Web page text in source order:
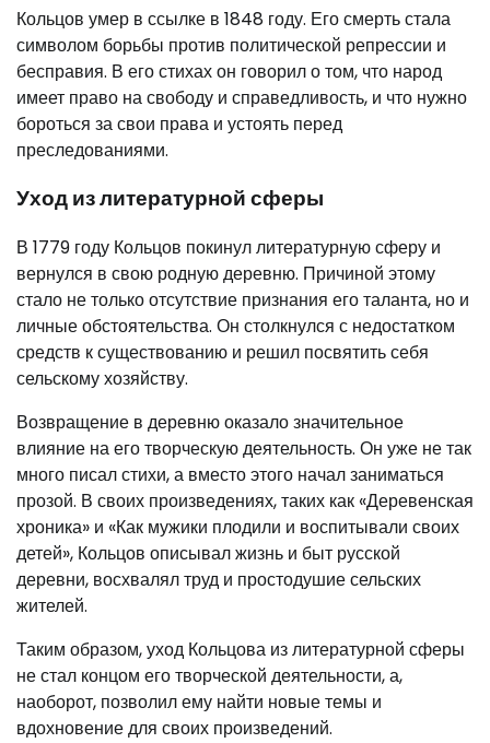
Кольцов умер в ссылке в 1848 году. Его смерть стала
символом борьбы против политической репрессии и
бесправия. В его стихах он говорил о том, что народ
имеет право на свободу и справедливость, и что нужно
бороться за свои права и устоять перед
преследованиями.
Уход из литературной сферы
В 1779 году Кольцов покинул литературную сферу и
вернулся в свою родную деревню. Причиной этому
стало не только отсутствие признания его таланта, но и
личные обстоятельства. Он столкнулся с недостатком
средств к существованию и решил посвятить себя
сельскому хозяйству.
Возвращение в деревню оказало значительное
влияние на его творческую деятельность. Он уже не так
много писал стихи, а вместо этого начал заниматься
прозой. В своих произведениях, таких как «Деревенская
хроника» и «Как мужики плодили и воспитывали своих
детей», Кольцов описывал жизнь и быт русской
деревни, восхвалял труд и простодушие сельских
жителей.
Таким образом, уход Кольцова из литературной сферы
не стал концом его творческой деятельности, а,
наоборот, позволил ему найти новые темы и
вдохновение для своих произведений.